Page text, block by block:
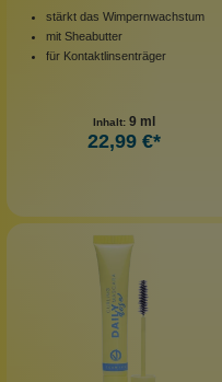
stärkt das Wimpernwachstum
mit Sheabutter
für Kontaktlinsenträger
Inhalt: 9 ml
22,99 €*